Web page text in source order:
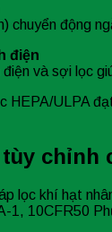
chuyển động
điện
và sợi lọc
HEPA/ULPA
chỉnh
lọc khí hạt
1, 10CFR50